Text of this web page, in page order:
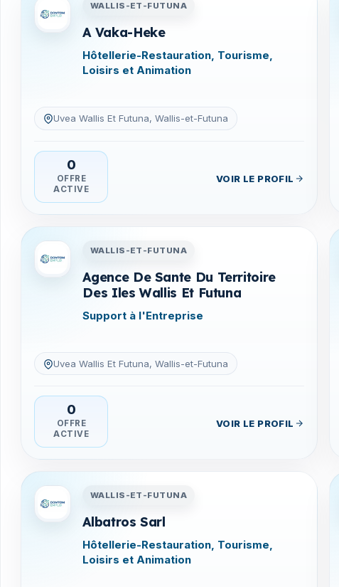
WALLIS-ET-FUTUNA
A Vaka-Heke
Hôtellerie-Restauration, Tourisme,
Loisirs et Animation
Uvea Wallis Et Futuna, Wallis-et-Futuna
0
OFFRE
ACTIVE
VOIR LE PROFIL
WALLIS-ET-FUTUNA
Agence De Sante Du Territoire
Des Iles Wallis Et Futuna
Support à l'Entreprise
Uvea Wallis Et Futuna, Wallis-et-Futuna
0
OFFRE
ACTIVE
VOIR LE PROFIL
Entreprises en Wallis-et-Futuna
WALLIS-ET-FUTUNA
Albatros Sarl
Hôtellerie-Restauration, Tourisme,
Loisirs et Animation
Entreprises en Wallis-et-Futuna